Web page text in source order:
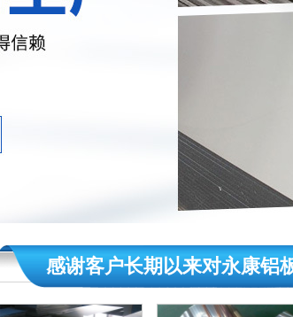
感谢客户长期以来对永康铝